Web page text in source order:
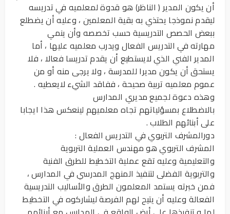
أن يكون المدير ( الناظر) هو قدوة لمعلميه في تدريسه
ليقدم نموذجا يحتذي به بقية المعلمين ، وعليه أن يضطلع
ببعض الحصص التدريسية حسب تخصصه وأن ينمي
مهارته في التدريس الفعال ويدرب معلميه عليها ، أما
المدير الفني الذي لايستطيع أن يقدم تدريسا فعالا ، فلا
يستحق أن يكون مديرا للمدرسة ، ولا يرجى منه أو من
عموم معلميه تربية صحيحة ، ففاقد الشيء لايعطيه .
وهذه دعوة لجميع مديري المدارس
بالاضطلاع بمسؤلياتهم تجاه معلميهم لينعكس هذا ايجابا
على أبنائهم الطلاب .
دورالمشرف التربوي في التدريس الفعال :
المشرف التربوي هو مهندس العملية التربوية
والتعليمية وعليه تقع عملية التخطيط للطرق الفنية
والتربوية الفضلى لتنفيذ المنهج المدرسي في المدارس ،
فمن خبرته يستمد المعلمون الطرق والأساليب التدريسية
الفعالة وعليه أن يتيح لهم الفرصة ليشاركوه في التخطيط